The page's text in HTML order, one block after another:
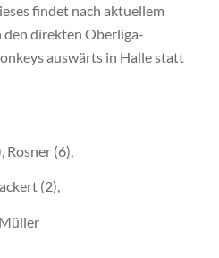
findet nach aktuellem
den direkten Oberliga-
auswärts in Halle statt
(6),
(2),